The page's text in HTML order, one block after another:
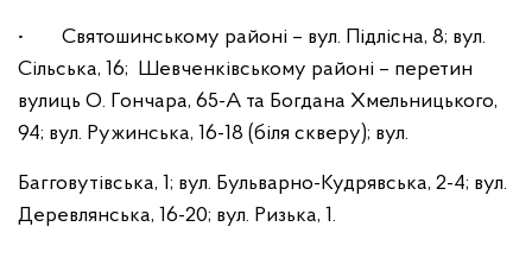
• Святошинському районі – вул. Підлісна, 8; вул.
Сільська, 16; Шевченківському районі – перетин
вулиць О. Гончара, 65-А та Богдана Хмельницького,
94; вул. Ружинська, 16-18 (біля скверу); вул.
Багговутівська, 1; вул. Бульварно-Кудрявська, 2-4; вул.
Деревлянська, 16-20; вул. Ризька, 1.